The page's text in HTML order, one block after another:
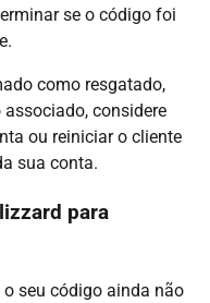
se o código foi
como resgatado,
considere
ou reiniciar o cliente
sua conta.
para
seu código ainda não